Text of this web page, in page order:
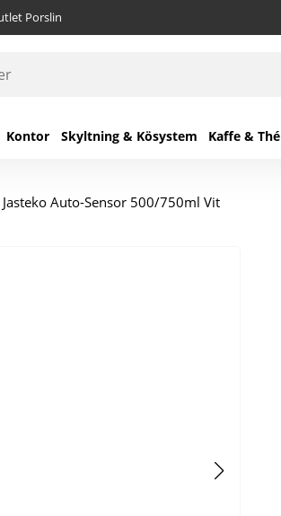
Porslin
Kontor Skyltning & Kösystem Kaffe & Thé
Auto-Sensor 500/750ml Vit